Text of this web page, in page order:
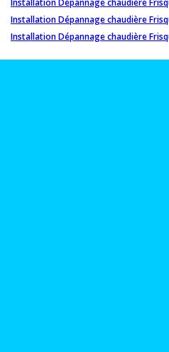
Installation Dépannage chaudière
Installation Dépannage chaudière
Installation Dépannage chaudière